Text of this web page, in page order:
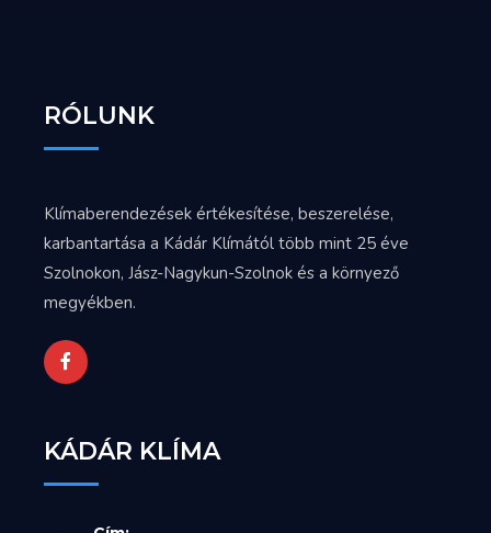
RÓLUNK
Klímaberendezések értékesítése, beszerelése,
karbantartása a Kádár Klímától több mint 25 éve
Szolnokon, Jász-Nagykun-Szolnok és a környező
megyékben.
KÁDÁR KLÍMA